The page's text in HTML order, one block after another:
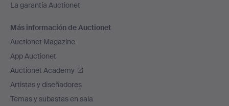
La garantía Auctionet
Más información de Auctionet
Auctionet Magazine
App Auctionet
Auctionet Academy
Artistas y diseñadores
Temas y subastas en sala